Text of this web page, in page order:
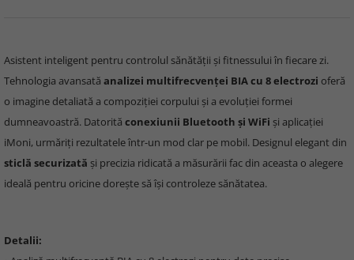
Asistent inteligent pentru controlul sănătății și fitnessului în fiecare zi.
Tehnologia avansată analizei multifrecvenței BIA cu 8 electrozi oferă
o imagine detaliată a compoziției corpului și a evoluției formei
dumneavoastră. Datorită conexiunii Bluetooth și WiFi și aplicației
iMoni, urmăriți rezultatele într-un mod clar pe mobil. Designul elegant din
sticlă securizată și precizia ridicată a măsurării fac din aceasta o alegere
ideală pentru oricine dorește să își controleze sănătatea.
Detalii: